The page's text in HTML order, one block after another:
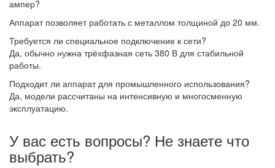
ампер?
Аппарат позволяет работать с металлом толщиной до 20 мм.
Требуется ли специальное подключение к сети?
Да, обычно нужна трёхфазная сеть 380 В для стабильной
работы.
Подходит ли аппарат для промышленного использования?
Да, модели рассчитаны на интенсивную и многосменную
эксплуатацию.
У вас есть вопросы? Не знаете что
выбрать?